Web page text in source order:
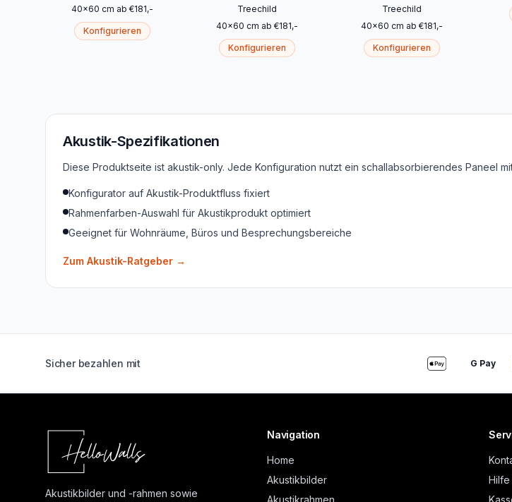
40x60 cm ab €181,-
Konfigurieren
Treechild
40x60 cm ab €181,-
Konfigurieren
Treechild
40x60 cm ab €181,-
Konfigurieren
Akustik-Spezifikationen
Diese Produktseite ist akustik-only. Jede Konfiguration nutzt ein schallabsorbierendes Paneel
Konfigurator auf Akustik-Produktfluss fixiert
Rahmenfarben-Auswahl für Akustikprodukt optimiert
Geeignet für Wohnräume, Büros und Besprechungsbereiche
Zum Akustik-Ratgeber →
Sicher bezahlen mit G Pay
Akustikbilder und -rahmen sowie
Navigation
Home
Akustikbilder
Akustikrahmen
Hilfe